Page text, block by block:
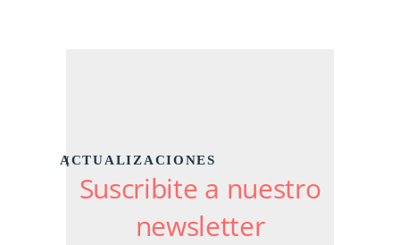
ACTUALIZACIONES
Suscribite a nuestro
newsletter